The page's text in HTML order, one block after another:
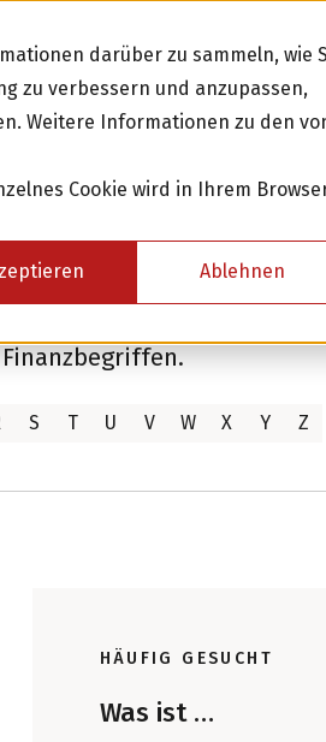
darüber zu sammeln, wie
zu verbessern und anzupassen,
Weitere Informationen zu den
Cookie wird in Ihrem
Ablehnen
Finanzieren
Firmenkredite ab
Persönliche
S T U V W X Y Z
HÄUFIG GESUCHT
Was ist …